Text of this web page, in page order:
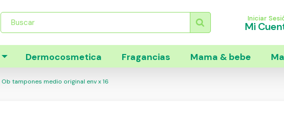
Búsqueda
productos
Iniciar
Mi
Dermocosmetica Fragancias Mama & bebe
Ob tampones medio original env x 16